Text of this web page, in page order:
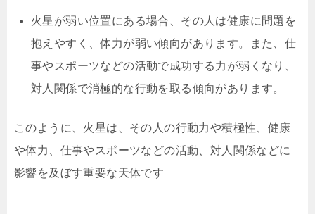
火星が弱い位置にある場合、その人は健康に問題を
抱えやすく、体力が弱い傾向があります。また、仕
事やスポーツなどの活動で成功する力が弱くなり、
対人関係で消極的な行動を取る傾向があります。
このように、火星は、その人の行動力や積極性、健康
や体力、仕事やスポーツなどの活動、対人関係などに
影響を及ぼす重要な天体です